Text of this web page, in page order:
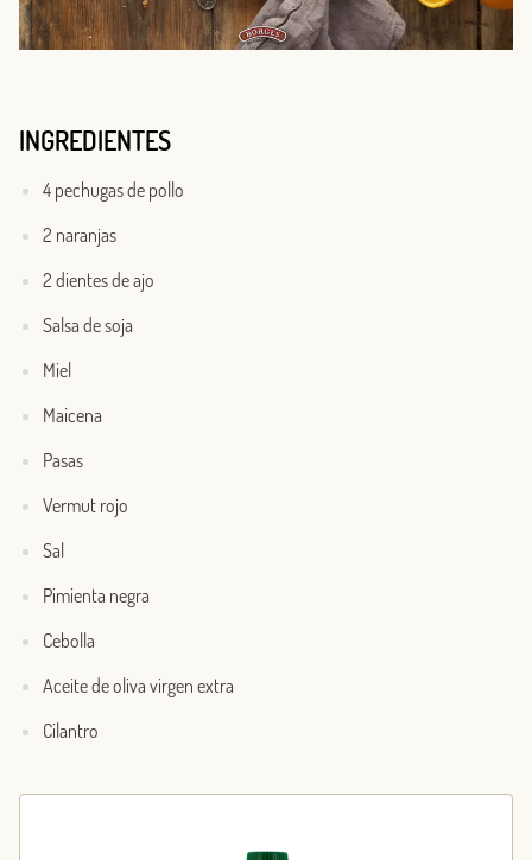
INGREDIENTES
4 pechugas de pollo
2 naranjas
2 dientes de ajo
Salsa de soja
Miel
Maicena
Pasas
Vermut rojo
Sal
Pimienta negra
Cebolla
Aceite de oliva virgen extra
Cilantro